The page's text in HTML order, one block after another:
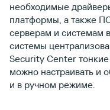
необходимые
платформы, а также
серверам и системам
системы
Security Center
можно настраивать и
и в ручном режиме.